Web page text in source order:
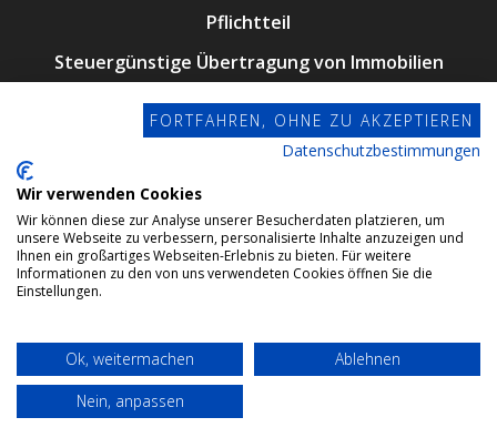
Pflichtteil
Steuergünstige Übertragung von Immobilien
Steueroptimierung
Steuersparmodell “Familie”
Testamentsvollstreckung
Unternehmensnachfolge
Adoption
Alleinerbe
FORTFAHREN, OHNE ZU AKZEPTIEREN
Datenschutzbestimmungen
Wir verwenden Cookies
Wir können diese zur Analyse unserer Besucherdaten platzieren, um
unsere Webseite zu verbessern, personalisierte Inhalte anzuzeigen und
Ihnen ein großartiges Webseiten-Erlebnis zu bieten. Für weitere
Informationen zu den von uns verwendeten Cookies öffnen Sie die
Einstellungen.
Ok, weitermachen
Ablehnen
Nein, anpassen